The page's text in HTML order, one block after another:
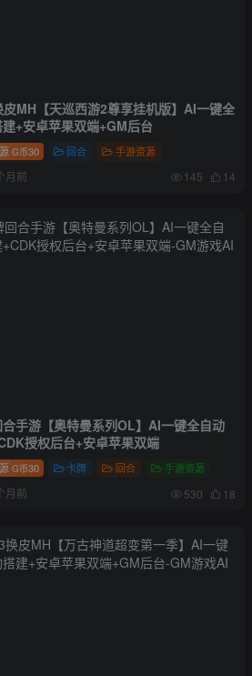
皮MH【天巡西游2尊享挂机版】AI一键全
建+安卓苹果双端+GM后台
G币30 回合 手游资源
月前 145 14
手游【奥特曼系列OL】AI一键全自动
授权后台+安卓苹果双端
G币30 卡牌 回合 手游资源
月前 530 18